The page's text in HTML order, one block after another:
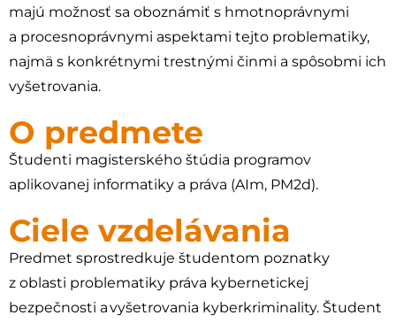
majú možnosť sa oboznámiť s hmotnoprávnymi
a procesnoprávnymi aspektami tejto problematiky,
najmä s konkrétnymi trestnými činmi a spôsobmi ich
vyšetrovania.
O predmete
Študenti magisterského štúdia programov
aplikovanej informatiky a práva (AIm, PM2d).
Ciele vzdelávania
Predmet sprostredkuje študentom poznatky
z oblasti problematiky práva kybernetickej
bezpečnosti a vyšetrovania kyberkriminality. Študent